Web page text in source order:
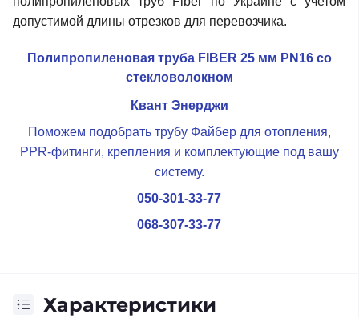
допустимой длины отрезков для перевозчика.
Полипропиленовая труба FIBER 25 мм PN16 со
стекловолокном
Квант Энерджи
Поможем подобрать трубу Файбер для отопления,
PPR-фитинги, крепления и комплектующие под вашу
систему.
050-301-33-77
068-307-33-77
Характеристики